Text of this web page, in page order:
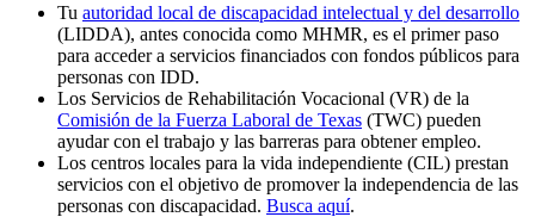
Tu autoridad local de discapacidad intelectual y del desarrollo
(LIDDA), antes conocida como MHMR, es el primer paso
para acceder a servicios financiados con fondos públicos para
personas con IDD.
Los Servicios de Rehabilitación Vocacional (VR) de la
Comisión de la Fuerza Laboral de Texas (TWC) pueden
ayudar con el trabajo y las barreras para obtener empleo.
Los centros locales para la vida independiente (CIL) prestan
servicios con el objetivo de promover la independencia de las
personas con discapacidad. Busca aquí.